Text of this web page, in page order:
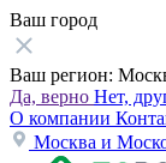
Ваш город
Ваш регион:
Да, верно Нет,
О компании
Москва и